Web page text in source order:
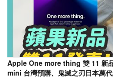
Apple One more thing 雙 11 新
mini 台灣預購、鬼滅之刃日本萬